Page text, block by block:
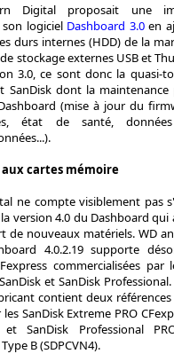
Digital proposait une
logiciel Dashboard 3.0en
durs internes (HDD) de la
stockage externes USB et
3.0, ce sont donc la quasi-
SanDisk dont la
(mise à jour du
état de santé, données
aux cartes mémoire
ne compte visiblement pas
version 4.0 du Dashboard qui
de nouveaux matériels. WD
4.0.2.19 supporte
commercialisées par
et SanDisk
contient deux
SanDisk Extreme PRO
SanDisk Professional
B (SDPCVN4).